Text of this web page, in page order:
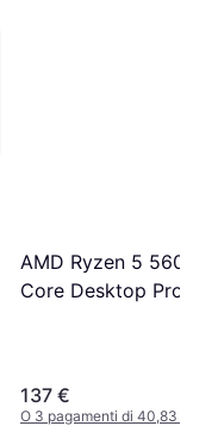
AMD Ryzen 5 5600
Core Desktop
137 €
O 3 pagamenti di 40,83 €